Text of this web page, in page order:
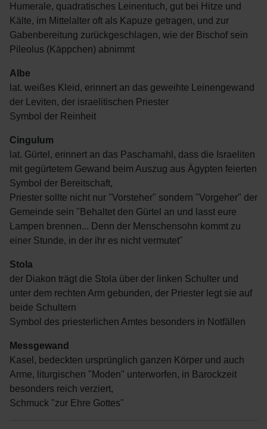
Humerale, quadratisches Leinentuch, gut bei Hitze und
Kälte, im Mittelalter oft als Kapuze getragen, und zur
Gabenbereitung zurückgeschlagen, wie der Bischof sein
Pileolus (Käppchen) abnimmt
Albe
lat. weißes Kleid, erinnert an das geweihte Leinengewand
der Leviten, der israelitischen Priester
Symbol der Reinheit
Cingulum
lat. Gürtel, erinnert an das Paschamahl, dass die Israeliten
mit gegürtetem Gewand beim Auszug aus Ägypten feierten
Symbol der Bereitschaft,
Priester sollte nicht nur "Vorsteher" sondern "Vorgeher" der
Gemeinde sein "Behaltet den Gürtel an und lasst eure
Lampen brennen... Denn der Menschensohn kommt zu
einer Stunde, in der ihr es nicht vermutet"
Stola
der Diakon trägt die Stola über der linken Schulter und
unter dem rechten Arm gebunden, der Priester legt sie auf
beide Schultern
Symbol des priesterlichen Amtes besonders in Notfällen
Messgewand
Kasel, bedeckten ursprünglich ganzen Körper und auch
Arme, liturgischen "Moden" unterworfen, in Barockzeit
besonders reich verziert,
Schmuck "zur Ehre Gottes"